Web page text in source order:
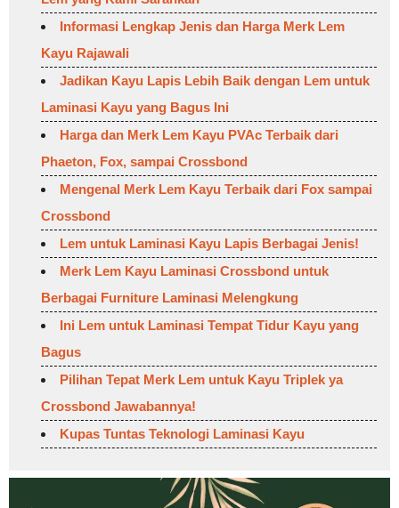
Informasi Lengkap Jenis dan Harga Merk Lem
Kayu Rajawali
Jadikan Kayu Lapis Lebih Baik dengan Lem untuk
Laminasi Kayu yang Bagus Ini
Harga dan Merk Lem Kayu PVAc Terbaik dari
Phaeton, Fox, sampai Crossbond
Mengenal Merk Lem Kayu Terbaik dari Fox sampai
Crossbond
Lem untuk Laminasi Kayu Lapis Berbagai Jenis!
Merk Lem Kayu Laminasi Crossbond untuk
Berbagai Furniture Laminasi Melengkung
Ini Lem untuk Laminasi Tempat Tidur Kayu yang
Bagus
Pilihan Tepat Merk Lem untuk Kayu Triplek ya
Crossbond Jawabannya!
Kupas Tuntas Teknologi Laminasi Kayu